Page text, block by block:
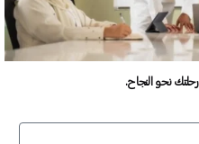
في موقعك - ​​إلى الأبد!
نحو النجاح.